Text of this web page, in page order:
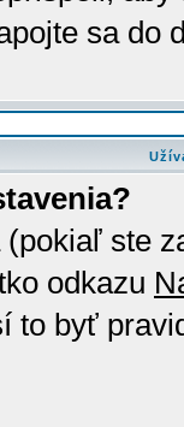
sa do
ste
odkazu
to byť